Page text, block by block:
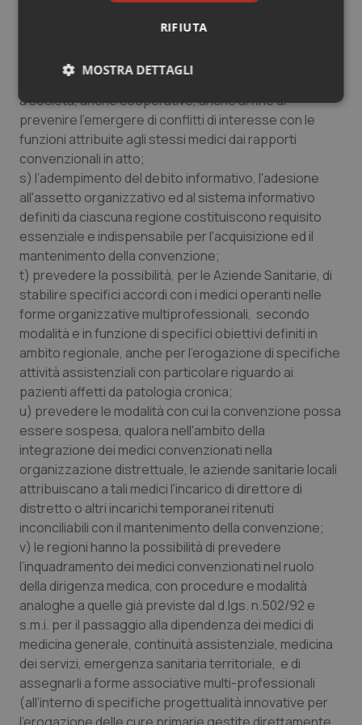
dei servizi e di emergenza territoriale avvenga
predisposta annualmente a livello regionale;
r) regolare la partecipazione dei medici convenzionati
a società, anche cooperative, anche al fine di
prevenire l'emergere di conflitti di interesse con le
funzioni attribuite agli stessi medici dai rapporti
convenzionali in atto;
s) l’adempimento del debito informativo, l'adesione
all'assetto organizzativo ed al sistema informativo
definiti da ciascuna regione costituiscono requisito
essenziale e indispensabile per l'acquisizione ed il
mantenimento della convenzione;
t) prevedere la possibilità, per le Aziende Sanitarie, di
stabilire specifici accordi con i medici operanti nelle
forme organizzative multiprofessionali, secondo
modalità e in funzione di specifici obiettivi definiti in
ambito regionale, anche per l’erogazione di specifiche
attività assistenziali con particolare riguardo ai
pazienti affetti da patologia cronica;
u) prevedere le modalità con cui la convenzione possa
essere sospesa, qualora nell'ambito della
integrazione dei medici convenzionati nella
organizzazione distrettuale, le aziende sanitarie locali
attribuiscano a tali medici l'incarico di direttore di
distretto o altri incarichi temporanei ritenuti
inconciliabili con il mantenimento della convenzione;
v) le regioni hanno la possibilità di prevedere
l’inquadramento dei medici convenzionati nel ruolo
della dirigenza medica, con procedure e modalità
analoghe a quelle già previste dal d.lgs. n.502/92 e
s.m.i. per il passaggio alla dipendenza dei medici di
medicina generale, continuità assistenziale, medicina
dei servizi, emergenza sanitaria territoriale, e di
assegnarli a forme associative multi-professionali
(all’interno di specifiche progettualità innovative per
RIFIUTA
MOSTRA DETTAGLI
Necessari Statistici Marketing
Necessari Statistici Marketing
I cookie necessari contribuiscono a rendere fruibile il
sito web abilitandone funzionalità di base quali la
navigazione sulle pagine e l'accesso alle aree
protette del sito. Il sito web non è in grado di
funzionare correttamente senza questi cookie.
Nome
Fornitore
VISITOR_PRIVACY_METADATA
YouTube
.youtube.com
5
CookieScriptConsent
CookieScript
www.quotidianosanita.it